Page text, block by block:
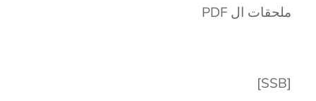
ملحقات ال PDF
[SSB]